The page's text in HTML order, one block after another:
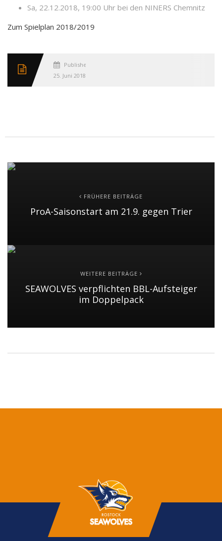
Sa, 22.12.2018, 19:00 Uhr bei den NINERS Chemnitz
Zum Spielplan 2018/2019
Published
25. Juni 2018
FRÜHERE BEITRÄGE
ProA-Saisonstart am 21.9. gegen Trier
WEITERE BEITRÄGE
SEAWOLVES verpflichten BBL-Aufsteiger
im Doppelpack